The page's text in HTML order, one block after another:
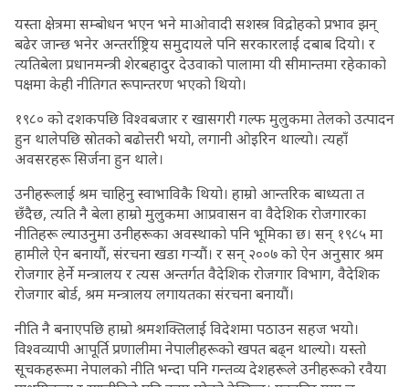
यस्ता क्षेत्रमा सम्बोधन भएन भने माओवादी सशस्त्र विद्रोहको प्रभाव झन्
बढेर जान्छ भनेर अन्तर्राष्ट्रिय समुदायले पनि सरकारलाई दबाब दियो। र
त्यतिबेला प्रधानमन्त्री शेरबहादुर देउवाको पालामा यी सीमान्तमा रहेकाको
पक्षमा केही नीतिगत रूपान्तरण भएको थियो।
१९८० को दशकपछि विश्वबजार र खासगरी गल्फ मुलुकमा तेलको उत्पादन
हुन थालेपछि स्रोतको बढोत्तरी भयो, लगानी ओइरिन थाल्यो। त्यहाँ
अवसरहरू सिर्जना हुन थाले।
उनीहरूलाई श्रम चाहिनु स्वाभाविकै थियो। हाम्रो आन्तरिक बाध्यता त
छँदैछ, त्यति नै बेला हाम्रो मुलुकमा आप्रवासन वा वैदेशिक रोजगारका
नीतिहरू ल्याउनुमा उनीहरूका अवस्थाको पनि भूमिका छ। सन् १९८५ मा
हामीले ऐन बनायौं, संरचना खडा गर्‍यौं। र सन् २००७ को ऐन अनुसार श्रम
रोजगार हेर्ने मन्त्रालय र त्यस अन्तर्गत वैदेशिक रोजगार विभाग, वैदेशिक
रोजगार बोर्ड, श्रम मन्त्रालय लगायतका संरचना बनायौं।
नीति नै बनाएपछि हाम्रो श्रमशक्तिलाई विदेशमा पठाउन सहज भयो।
विश्वव्यापी आपूर्ति प्रणालीमा नेपालीहरूको खपत बढ्न थाल्यो। यस्तो
सूचकहरूमा नेपालको नीति भन्दा पनि गन्तव्य देशहरूले उनीहरूको रवैया